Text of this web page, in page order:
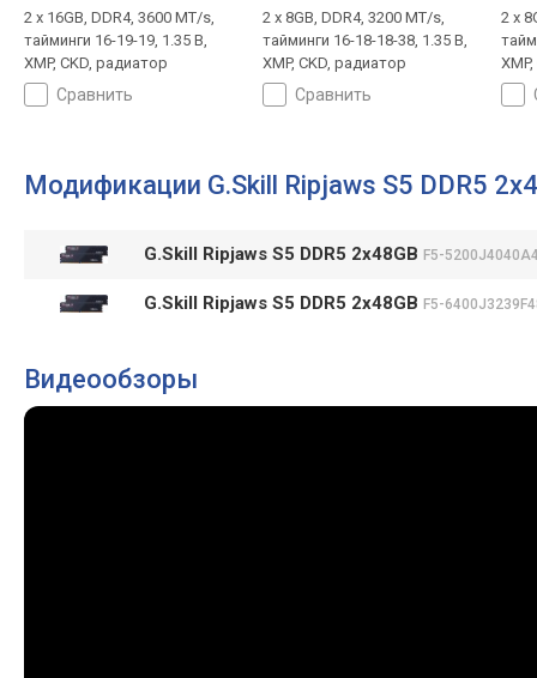
2 х 16GB, DDR4, 3600 MT/s,
тайминги 16-19-19, 1.35 В,
XMP, CKD, радиатор
сравнить
2 x 8GB, DDR4, 3200 MT/s,
тайминги 16-18-18-38, 1.35 В,
XMP, CKD, радиатор
сравнить
2 x
Модификации G.Skill Ripjaws S5 DDR5
G.Skill Ripjaws S5 DDR5 2x48GB F5-
G.Skill Ripjaws S5 DDR5 2x48GB F5-
Видеообзоры